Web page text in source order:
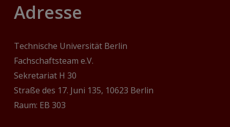
Adresse
Technische Universität Berlin
Fachschaftsteam e.V.
Sekretariat H 30
Straße des 17. Juni 135, 10623 Berlin
Raum: EB 303